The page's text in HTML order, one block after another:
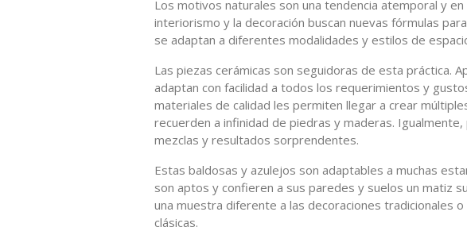
Los motivos naturales son una tendencia atemporal y en
interiorismo y la decoración buscan nuevas fórmulas
se adaptan a diferentes modalidades y estilos de
Las piezas cerámicas son seguidoras de esta práctica.
adaptan con facilidad a todos los requerimientos y
materiales de calidad les permiten llegar a crear
recuerden a infinidad de piedras y maderas.
mezclas y resultados sorprendentes.
Estas baldosas y azulejos son adaptables a muchas
son aptos y confieren a sus paredes y suelos un matiz
una muestra diferente a las decoraciones tradicionales o
clásicas.